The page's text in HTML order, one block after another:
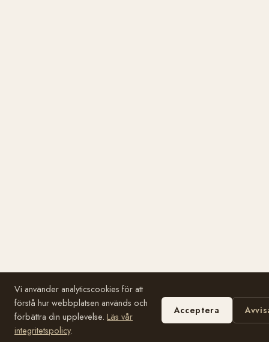
Vi använder analyticscookies för att
förstå hur webbplatsen används och
förbättra din upplevelse. Läs vår
integritetspolicy.
Acceptera